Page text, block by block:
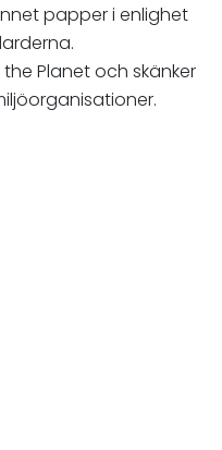
papper i enlighet
Planet och skänker